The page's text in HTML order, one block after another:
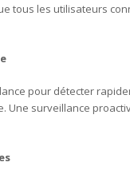
tous les utilisateurs
pour détecter
Une surveillance